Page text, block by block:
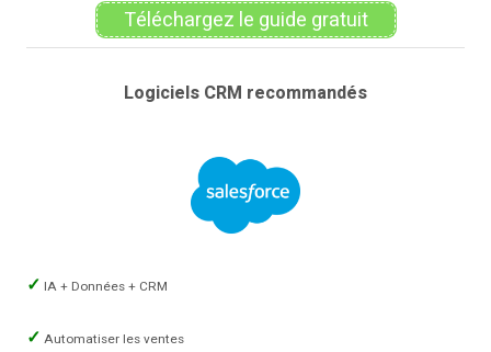
Téléchargez le guide gratuit
Logiciels CRM recommandés
IA + Données + CRM
Automatiser les ventes